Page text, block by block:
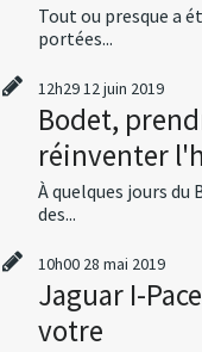
Tout ou presque a
portées...
12h2912juin 2019
Bodet,
réinventer
À quelques jours du
des...
10h00 28 mai 2019
Jaguar I-
votre